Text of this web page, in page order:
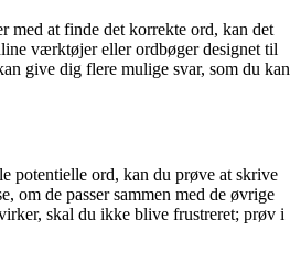
med at finde det korrekte ord, kan det
værktøjer eller ordbøger designet til
give dig flere mulige svar, som du kan
potentielle ord, kan du prøve at skrive
om de passer sammen med de øvrige
skal du ikke blive frustreret; prøv i